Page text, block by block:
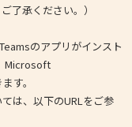
了承ください。）
のアプリがインスト
Microsoft
す。
は、以下のURLをご参